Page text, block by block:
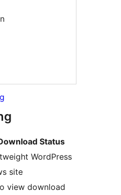
Status
WordPress
site
view download